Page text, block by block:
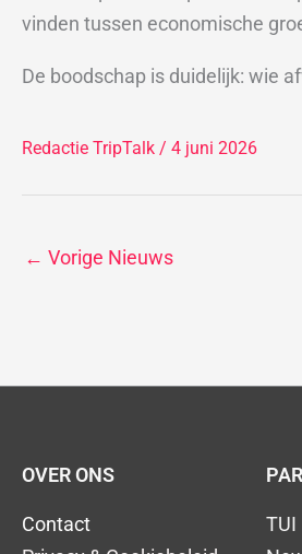
vinden tussen economische
De boodschap is duidelijk: wie
Redactie TripTalk / 4 juni 2026
← Vorige Nieuws
OVER ONS
Contact
TUI